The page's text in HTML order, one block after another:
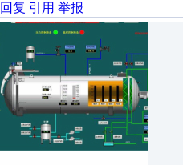
回复 引用 举报